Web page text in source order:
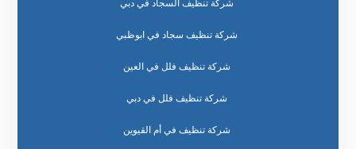
شركة تنظيف السجاد في دبي
شركة تنظيف سجاد في ابوظبي
شركة تنظيف فلل في العين
شركة تنظيف فلل في دبي
شركة تنظيف في أم القيوين